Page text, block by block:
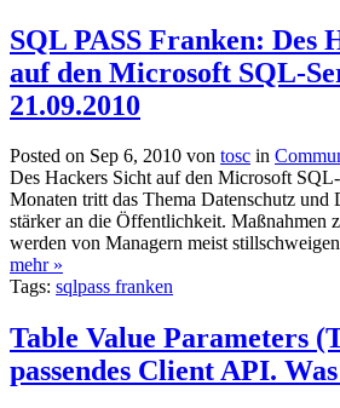
SQL PASS Franken: Des
auf den Microsoft SQL-
21.09.2010
Posted on Sep 6, 2010 von tosc in
Des Hackers Sicht auf den Microsoft
Monaten tritt das Thema Datenschutz und
stärker an die Öffentlichkeit. Maßnahmen
werden von Managern meist
mehr »
Tags: sqlpass franken
Table Value Parameters
passendes Client API.